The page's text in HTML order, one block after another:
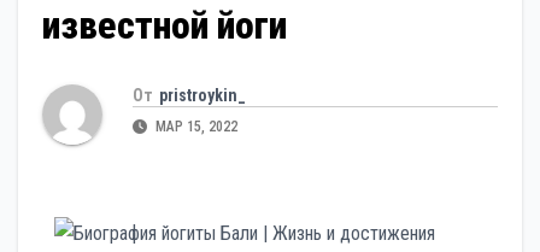
известной йоги
От pristroykin_
МАР 15, 2022